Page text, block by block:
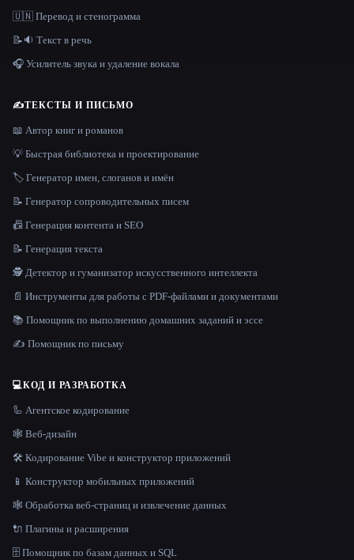
🇺🇳 Перевод и стенограмма
📝🔉 Текст в речь
🎧 Усилитель звука и удаление вокала
✍️ТЕКСТЫ И ПИСЬМО
📖 Автор книг и романов
💡 Быстрая библиотека и проектирование
🏷️ Генератор имен, слоганов и имён
📝 Генератор сопроводительных писем
📠 Генерация контента и SEO
📝 Генерация текста
🕵️ Детектор и гуманизатор искусственного интеллекта
📄 Инструменты для работы с PDF-файлами и документами
📚 Помощник по выполнению домашних заданий и эссе
✍️ Помощник по письму
💻КОД И РАЗРАБОТКА
🦾 Агентское кодирование
🕸 Веб-дизайн
🛠️ Кодирование Vibe и конструктор приложений
📱 Конструктор мобильных приложений
🕸️ Обработка веб-страниц и извлечение данных
🔌 Плагины и расширения
🗄️ Помощник по базам данных и SQL